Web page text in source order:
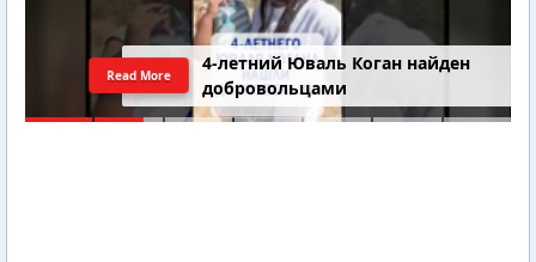
4-летний Юваль Коган найден
добровольцами
Read More